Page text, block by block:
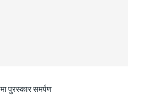
पुरस्कार समर्पण